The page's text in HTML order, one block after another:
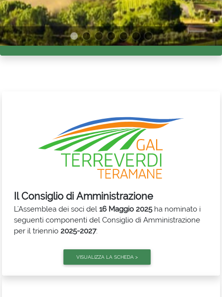
Il Consiglio di Amministrazione
L'Assemblea dei soci del 16 Maggio 2025ha nominato i
seguenti componenti del Consiglio di Amministrazione
per il triennio 2025-2027:
Pasquale Cantoro
Mauro Giovanni Scarpantonio